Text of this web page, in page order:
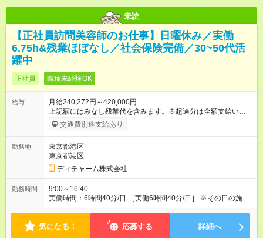
未読
【正社員訪問美容師のお仕事】日曜休み／実働
6.75h&残業ほぼなし／社会保険完備／30~50代活
躍中
正社員 職種未経験OK
給与
月給240,272円～420,000円
上記額にはみなし残業代を含みます。※超過分は全額支給いたし
ます。 みなし残業代 56,772円／月 みなし残業時間 41.5時間／
月 【みなし残業について】 みなし残業には帰宅時間と帰宅後の
働がなくても固定の手当としてお支払いしています。 施設での
稼働が長引いた場合、その分の残業代をお支払いいたします。
【モデル年収】 入社2年目/チーフスタイリスト/40代：29万円
（週5日勤務、担当業務手当含む） 入社4年目/チームリーダ
ー/50代：35万円（週5日勤務、自家用車手当、担当業務手当含
む） 入社12年目/エリアマネージャー/40代：55万円（週6日勤
昇給あり 【各種手当】 土曜手当：1，000円、祝日手当：2，
000円 自家用車手当：25，000～35，000円（居住地域によ
る）、遠距離手当：移動距離・移動方法に応じて支給 各種担当
交通費別途支給あり
勤務地
東京都港区
東京都港区
ディチャーム株式会社
勤務時間
9:00～16:40
実働時間：6時間40分/日 ［実働6時間40分/日］ ※その日の施術
が早く終わった場合早めに帰宅できます。早めに帰宅の場合も
10時間程度、介護施設への訪問となるので遅くとも18時頃には
気になる！ 応募する 詳細へ